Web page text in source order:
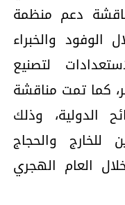
دعم منظمة
الوفود والخبراء
لتصنيع
كما تمت مناقشة
الدولية، وذلك
للخارج والحجاج
العام الهجري